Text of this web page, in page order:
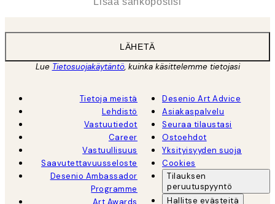
LÄHETÄ
Lue Tietosuojakäytäntö, kuinka käsittelemme tietojasi
Tietoja meistä
Lehdistö
Vastuutiedot
Career
Vastuullisuus
Saavutettavuusseloste
Desenio Ambassador
Programme
Art Awards
Desenio Art Advice
Asiakaspalvelu
Seuraa tilaustasi
Ostoehdot
Yksityisyyden suoja
Cookies
Tilauksen
peruutuspyyntö
Hallitse evästeitä